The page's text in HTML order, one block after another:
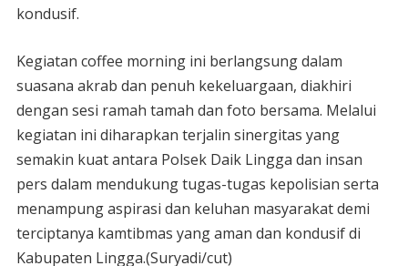
kondusif.
Kegiatan coffee morning ini berlangsung dalam
suasana akrab dan penuh kekeluargaan, diakhiri
dengan sesi ramah tamah dan foto bersama. Melalui
kegiatan ini diharapkan terjalin sinergitas yang
semakin kuat antara Polsek Daik Lingga dan insan
pers dalam mendukung tugas-tugas kepolisian serta
menampung aspirasi dan keluhan masyarakat demi
terciptanya kamtibmas yang aman dan kondusif di
Kabupaten Lingga.(Suryadi/cut)